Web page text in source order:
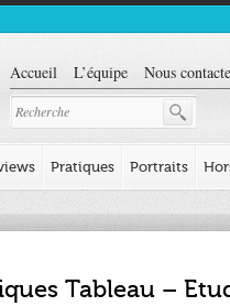
Accueil L’équipe Nous
Pratiques Portraits
Tableau –